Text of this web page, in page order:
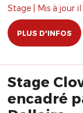
Stage | Mis à jour il
PLUS D'INFOS
Stage
encadré